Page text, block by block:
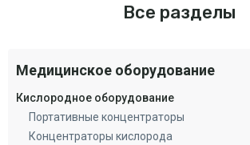
Все разделы
Медицинское оборудование
Кислородное оборудование
Портативные концентраторы
Концентраторы кислорода